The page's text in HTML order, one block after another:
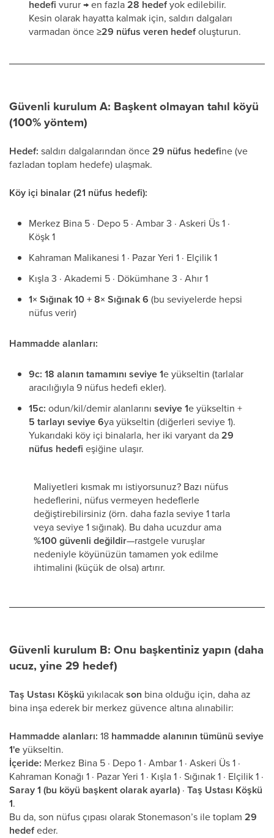
hedefi vurur → en fazla28 hedefyok edilebilir.
Kesin olarak hayatta kalmak için, saldırı dalgaları
varmadan önce≥29 nüfus veren hedefoluşturun.
Güvenli kurulum A: Başkent olmayan tahıl köyü
(100% yöntem)
Hedef: saldırı dalgalarından önce29 nüfus hedefine (ve
fazladan toplam hedefe) ulaşmak.
Köy içi binalar (21 nüfus hedefi):
Merkez Bina 5 · Depo 5 · Ambar 3 · Askeri Üs 1 ·
Köşk 1
Kahraman Malikanesi 1 · Pazar Yeri 1 · Elçilik 1
Kışla 3 · Akademi 5 · Dökümhane 3 · Ahır 1
1× Sığınak 10 + 8× Sığınak 6 (bu seviyelerde hepsi
nüfus verir)
Hammadde alanları:
9c: 18 alanın tamamını seviye 1e yükseltin (tarlalar
aracılığıyla 9 nüfus hedefi ekler).
15c: odun/kil/demir alanlarını seviye 1e yükseltin +
5 tarlayı seviye 6ya yükseltin (diğerleri seviye 1).
Yukarıdaki köy içi binalarla, her iki varyant da29
nüfus hedefi eşiğine ulaşır.
Maliyetleri kısmak mı istiyorsunuz? Bazı nüfus
hedeflerini, nüfus vermeyen hedeflerle
değiştirebilirsiniz (örn. daha fazla seviye 1 tarla
veya seviye 1 sığınak). Bu daha ucuzdur ama
%100 güvenli değildir—rastgele vuruşlar
nedeniyle köyünüzün tamamen yok edilme
ihtimalini (küçük de olsa) artırır.
Güvenli kurulum B: Onu başkentiniz yapın (daha
ucuz, yine 29 hedef)
Taş Ustası Köşkü yıkılacakson bina olduğu için, daha az
bina inşa ederek bir merkez güvence altına alınabilir:
Hammadde alanları: 18 hammadde alanının tümünü seviye
1'eyükseltin.
İçeride: Merkez Bina 5 · Depo 1 · Ambar 1 · Askeri Üs 1 ·
Kahraman Konağı 1 · Pazar Yeri 1 · Kışla 1 · Sığınak 1 · Elçilik 1 ·
Saray 1 (bu köyü başkent olarak ayarla) · Taş Ustası Köşkü
1.
Bu da, son nüfus çıpası olarak Stonemason’s ile toplam 29
hedefeder.